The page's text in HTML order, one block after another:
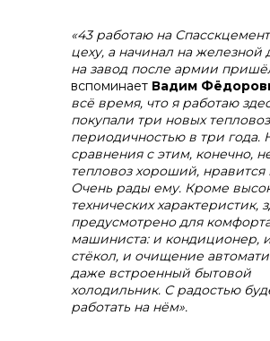
«43 работаю на
цеху, а начинал на железной
на завод после армии
вспоминает Вадим
всё время, что я работаю
покупали три новых
периодичностью в три года.
сравнения с этим, конечно,
тепловоз хороший, нравится
Очень рады ему. Кроме
технических характеристик,
предусмотрено для
машиниста: и кондиционер,
стёкол, и очищение
даже встроенный бытовой
холодильник. С радостью
работать на нём».